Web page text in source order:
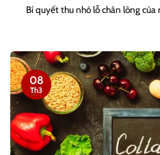
Bí quyết thu nhỏ lỗ chân lông
08
Th3